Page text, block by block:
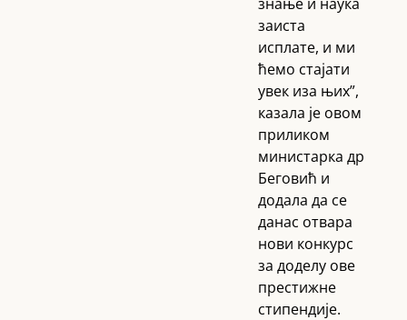
заиста
исплате, и ми
ћемо стајати
увек иза њих”,
казала је овом
приликом
министарка др
Беговић и
додала да се
данас отвара
нови конкурс
за доделу ове
престижне
стипендије.